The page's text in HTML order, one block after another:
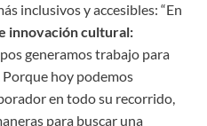
inclusivos y accesibles: “En
innovación cultural:
generamos trabajo para
hoy podemos
en todo su recorrido,
para buscar una